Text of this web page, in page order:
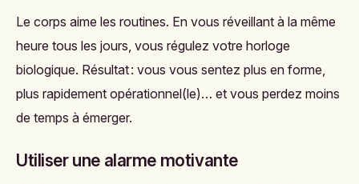
Le corps aime les routines. En vous réveillant à la même
heure tous les jours, vous régulez votre horloge
biologique. Résultat : vous vous sentez plus en forme,
plus rapidement opérationnel(le)… et vous perdez moins
de temps à émerger.
Utiliser une alarme motivante